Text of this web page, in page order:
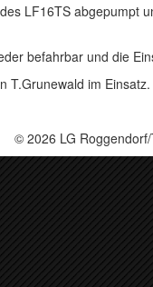
LF16TS abgepumpt
befahrbar und die
T.Grunewald im Einsatz.
© 2026 LG